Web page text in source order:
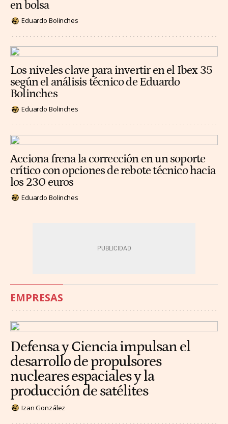
en bolsa
Eduardo Bolinches
Los niveles clave para invertir en el Ibex 35
según el análisis técnico de Eduardo
Bolinches
Eduardo Bolinches
Acciona frena la corrección en un soporte
crítico con opciones de rebote técnico hacia
los 230 euros
Eduardo Bolinches
EMPRESAS
Defensa y Ciencia impulsan el
desarrollo de propulsores
nucleares espaciales y la
producción de satélites
Izan González